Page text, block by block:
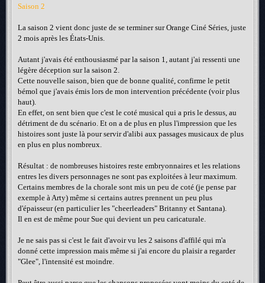
Saison 2
La saison 2 vient donc juste de se terminer sur Orange Ciné Séries, juste
2 mois après les États-Unis.
Autant j'avais été enthousiasmé par la saison 1, autant j'ai ressenti une
légère déception sur la saison 2.
Cette nouvelle saison, bien que de bonne qualité, confirme le petit
bémol que j'avais émis lors de mon intervention précédente (voir plus
haut).
En effet, on sent bien que c'est le coté musical qui a pris le dessus, au
détriment de du scénario. Et on a de plus en plus l'impression que les
histoires sont juste là pour servir d'alibi aux passages musicaux de plus
en plus en plus nombreux.
Résultat : de nombreuses histoires reste embryonnaires et les relations
entres les divers personnages ne sont pas exploitées à leur maximum.
Certains membres de la chorale sont mis un peu de coté (je pense par
exemple à Arty) même si certains autres prennent un peu plus
d'épaisseur (en particulier les "cheerleaders" Britanny et Santana).
Il en est de même pour Sue qui devient un peu caricaturale.
Je ne sais pas si c'est le fait d'avoir vu les 2 saisons d'affilé qui m'a
donné cette impression mais même si j'ai encore du plaisir a regarder
"Glee", l'intensité est moindre.